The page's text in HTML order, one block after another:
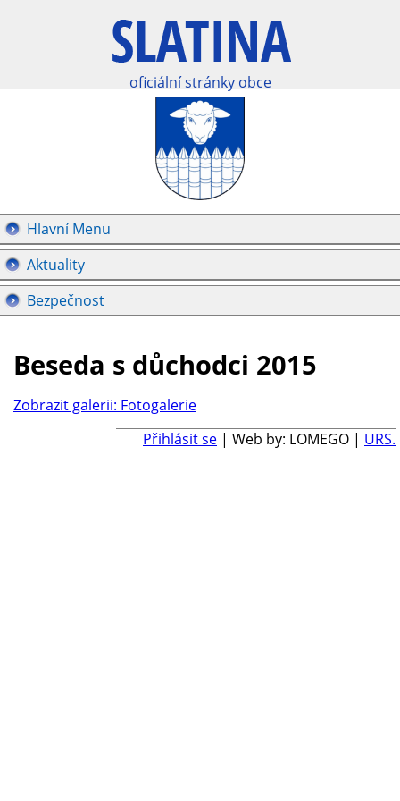
oficiální stránky obce
Hlavní Menu
Aktuality
Bezpečnost
Beseda s důchodci 2015
Zobrazit galerii: Fotogalerie
Přihlásit se | Web by: LOMEGO | URS.